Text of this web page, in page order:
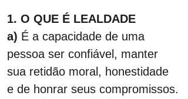
1. O QUE É LEALDADE
a) É a capacidade de uma
pessoa ser confiável, manter
sua retidão moral, honestidade
e de honrar seus compromissos.